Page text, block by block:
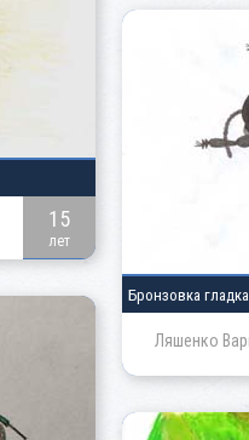
15
лет
Бронзовка
Ляшенко